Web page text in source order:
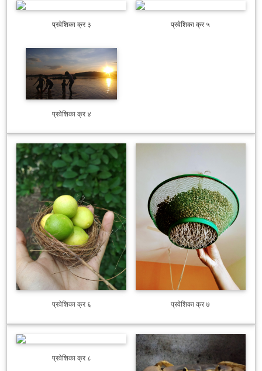
प्रवेशिका क्र ३
प्रवेशिका क्र ४
प्रवेशिका क्र ५
प्रवेशिका क्र ६ प्रवेशिका क्र ७
प्रवेशिका क्र ८